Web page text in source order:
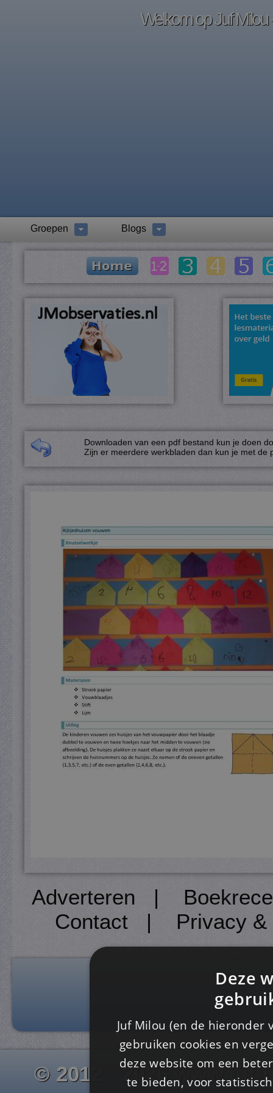
Welkom op Juf Milou
Groepen Blogs
Downloaden van een pdf bestand kun je doen
Zijn er meerdere werkbladen dan kun je met de
Adverteren |
Contact| Privacy
© 2012 - 2026
Deze
Juf Milou (en de
gebruiken cookies en
deze website om een
te bieden, voor